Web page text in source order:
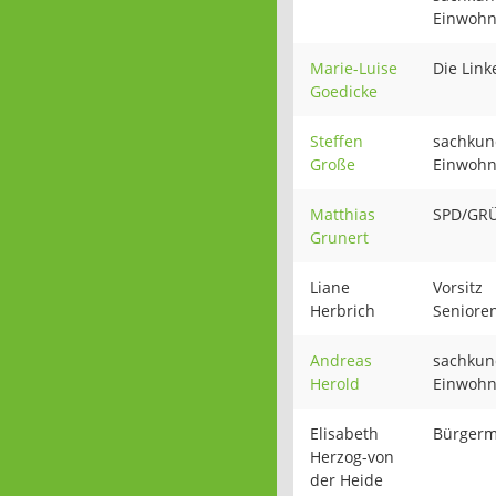
Marie-Luise
Goedicke
Die
Steffen
Große
Matthias
Grunert
SPD/
Liane
Herbrich
Vorsitz
Andreas
Herold
Elisabeth
Herzog-von
der Heide